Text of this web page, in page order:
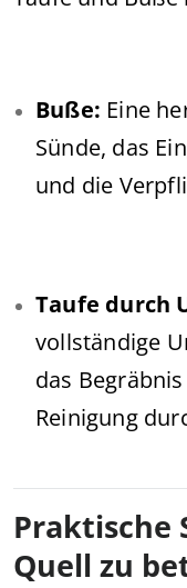
Buße: Eine
Sünde, das
und die
Taufe durch
vollständige
das
Reinigung
Praktische
Quell zu